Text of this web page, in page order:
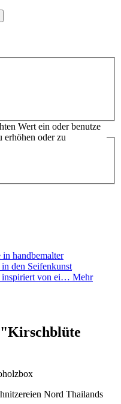
Wert ein oder benutze
erhöhen oder zu
handbemalter
den Seifenkunst
inspiriert von ei… Mehr
Nord Thailands